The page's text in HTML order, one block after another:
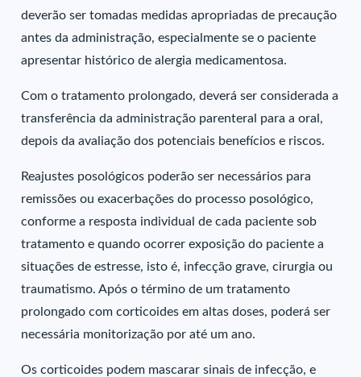
deverão ser tomadas medidas apropriadas de precaução
antes da administração, especialmente se o paciente
apresentar histórico de alergia medicamentosa.
Com o tratamento prolongado, deverá ser considerada a
transferência da administração parenteral para a oral,
depois da avaliação dos potenciais benefícios e riscos.
Reajustes posológicos poderão ser necessários para
remissões ou exacerbações do processo posológico,
conforme a resposta individual de cada paciente sob
tratamento e quando ocorrer exposição do paciente a
situações de estresse, isto é, infecção grave, cirurgia ou
traumatismo. Após o término de um tratamento
prolongado com corticoides em altas doses, poderá ser
necessária monitorização por até um ano.
Os corticoides podem mascarar sinais de infecção, e